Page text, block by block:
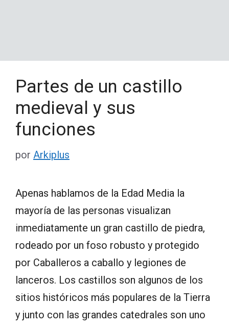
Partes de un castillo
medieval y sus
funciones
por Arkiplus
Apenas hablamos de la Edad Media la
mayoría de las personas visualizan
inmediatamente un gran castillo de piedra,
rodeado por un foso robusto y protegido
por Caballeros a caballo y legiones de
lanceros. Los castillos son algunos de los
sitios históricos más populares de la Tierra
y junto con las grandes catedrales son uno